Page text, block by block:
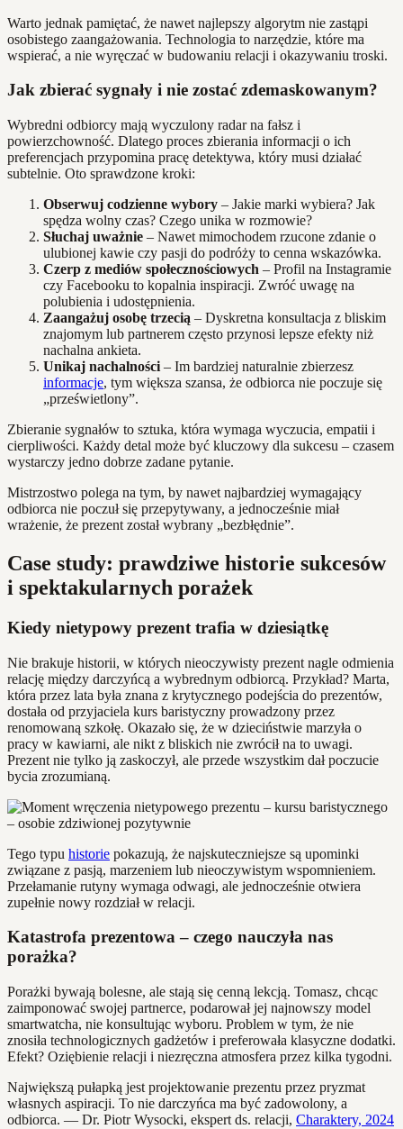
Warto jednak pamiętać, że nawet najlepszy algorytm nie zastąpi
osobistego zaangażowania. Technologia to narzędzie, które ma
wspierać, a nie wyręczać w budowaniu relacji i okazywaniu troski.
Jak zbierać sygnały i nie zostać zdemaskowanym?
Wybredni odbiorcy mają wyczulony radar na fałsz i
powierzchowność. Dlatego proces zbierania informacji o ich
preferencjach przypomina pracę detektywa, który musi działać
subtelnie. Oto sprawdzone kroki:
Obserwuj codzienne wybory – Jakie marki wybiera? Jak
spędza wolny czas? Czego unika w rozmowie?
Słuchaj uważnie – Nawet mimochodem rzucone zdanie o
ulubionej kawie czy pasji do podróży to cenna wskazówka.
Czerp z mediów społecznościowych – Profil na Instagramie
czy Facebooku to kopalnia inspiracji. Zwróć uwagę na
polubienia i udostępnienia.
Zaangażuj osobę trzecią – Dyskretna konsultacja z bliskim
znajomym lub partnerem często przynosi lepsze efekty niż
nachalna ankieta.
Unikaj nachalności – Im bardziej naturalnie zbierzesz
informacje, tym większa szansa, że odbiorca nie poczuje się
„prześwietlony”.
Zbieranie sygnałów to sztuka, która wymaga wyczucia, empatii i
cierpliwości. Każdy detal może być kluczowy dla sukcesu – czasem
wystarczy jedno dobrze zadane pytanie.
Mistrzostwo polega na tym, by nawet najbardziej wymagający
odbiorca nie poczuł się przepytywany, a jednocześnie miał
wrażenie, że prezent został wybrany „bezbłędnie”.
Case study: prawdziwe historie sukcesów
i spektakularnych porażek
Kiedy nietypowy prezent trafia w dziesiątkę
Nie brakuje historii, w których nieoczywisty prezent nagle odmienia
relację między darczyńcą a wybrednym odbiorcą. Przykład? Marta,
która przez lata była znana z krytycznego podejścia do prezentów,
dostała od przyjaciela kurs baristyczny prowadzony przez
renomowaną szkołę. Okazało się, że w dzieciństwie marzyła o
pracy w kawiarni, ale nikt z bliskich nie zwrócił na to uwagi.
Prezent nie tylko ją zaskoczył, ale przede wszystkim dał poczucie
bycia zrozumianą.
Tego typu historie pokazują, że najskuteczniejsze są upominki
związane z pasją, marzeniem lub nieoczywistym wspomnieniem.
Przełamanie rutyny wymaga odwagi, ale jednocześnie otwiera
zupełnie nowy rozdział w relacji.
Katastrofa prezentowa – czego nauczyła nas
porażka?
Porażki bywają bolesne, ale stają się cenną lekcją. Tomasz, chcąc
zaimponować swojej partnerce, podarował jej najnowszy model
smartwatcha, nie konsultując wyboru. Problem w tym, że nie
znosiła technologicznych gadżetów i preferowała klasyczne dodatki.
Efekt? Oziębienie relacji i niezręczna atmosfera przez kilka tygodni.
Największą pułapką jest projektowanie prezentu przez pryzmat
własnych aspiracji. To nie darczyńca ma być zadowolony, a
odbiorca. — Dr. Piotr Wysocki, ekspert ds. relacji, Charaktery, 2024